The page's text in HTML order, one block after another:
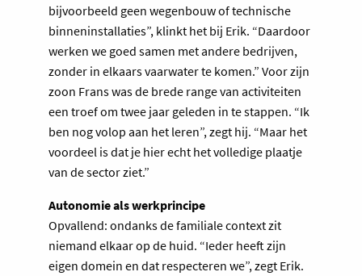
bijvoorbeeld geen wegenbouw of technische
binneninstallaties”, klinkt het bij Erik. “Daardoor
werken we goed samen met andere bedrijven,
zonder in elkaars vaarwater te komen.” Voor zijn
zoon Frans was de brede range van activiteiten
een troef om twee jaar geleden in te stappen. “Ik
ben nog volop aan het leren”, zegt hij. “Maar het
voordeel is dat je hier echt het volledige plaatje
van de sector ziet.”
Autonomie als werkprincipe
Opvallend: ondanks de familiale context zit
niemand elkaar op de huid. “Ieder heeft zijn
eigen domein en dat respecteren we”, zegt Erik.